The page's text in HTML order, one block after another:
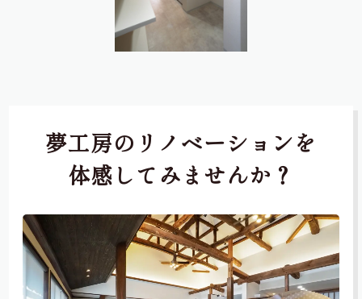
夢工房のリノベーションを
体感してみませんか？